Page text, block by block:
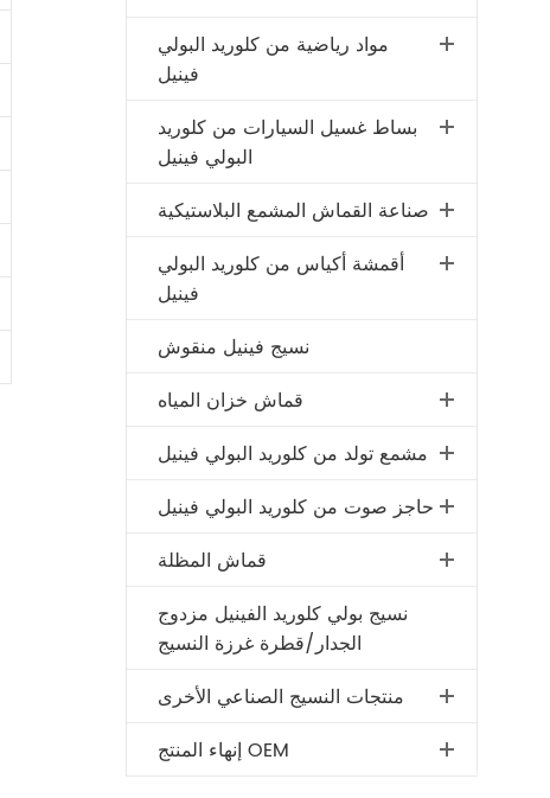
مواد رياضية من كلوريد البولي
فينيل
بساط غسيل السيارات من كلوريد
البولي فينيل
صناعة القماش المشمع البلاستيكية
أقمشة أكياس من كلوريد البولي
فينيل
نسيج فينيل منقوش
قماش خزان المياه
مشمع تولد من كلوريد البولي فينيل
حاجز صوت من كلوريد البولي فينيل
قماش المظلة
نسيج بولي كلوريد الفينيل مزدوج
الجدار/قطرة غرزة النسيج
منتجات النسيج الصناعي الأخرى
إنهاء المنتج OEM